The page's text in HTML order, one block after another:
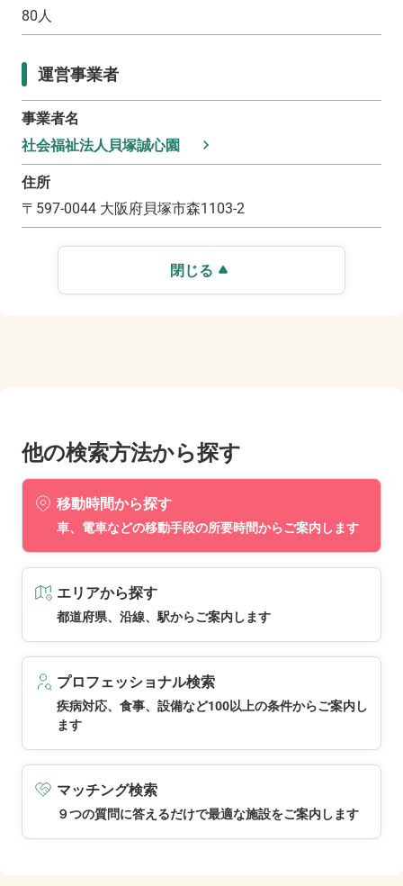
80人
運営事業者
事業者名
社会福祉法人貝塚誠心園
住所
〒 597-0044 大阪府貝塚市森1103-2
閉じる
他の検索方法から探す
移動時間から探す
車、電車などの移動手段の所要時間からご案内します
エリアから探す
都道府県、沿線、駅からご案内します
プロフェッショナル検索
疾病対応、食事、設備など100以上の条件からご案内し
ます
マッチング検索
９つの質問に答えるだけで最適な施設をご案内します